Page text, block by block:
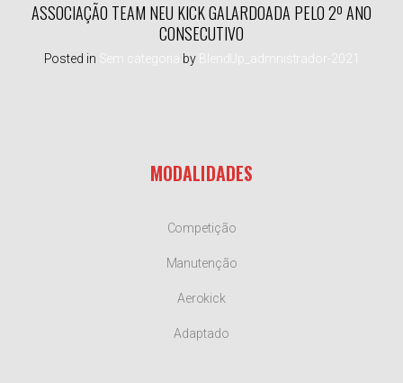
ASSOCIAÇÃO TEAM NEU KICK GALARDOADA PELO 2º ANO
CONSECUTIVO
Posted in Sem categoria by BlendUp_admnistrador-2021
MODALIDADES
Competição
Manutenção
Aerokick
Adaptado